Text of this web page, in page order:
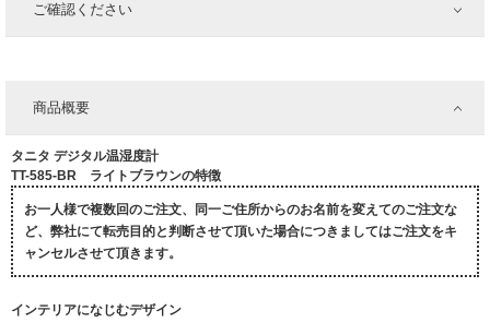
ご確認ください
商品概要
タニタ デジタル温湿度計
TT-585-BR ライトブラウンの特徴
お一人様で複数回のご注文、同一ご住所からのお名前を変えてのご注文な
ど、弊社にて転売目的と判断させて頂いた場合につきましてはご注文をキ
ャンセルさせて頂きます。
インテリアになじむデザイン